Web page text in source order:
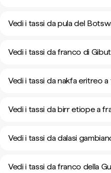
Vedi i tassi da pula del
Vedi i tassi da franco di
Vedi i tassi da nakfa eritreo
Vedi i tassi da birr etiope a
Vedi i tassi da dalasi
Vedi i tassi da franco della